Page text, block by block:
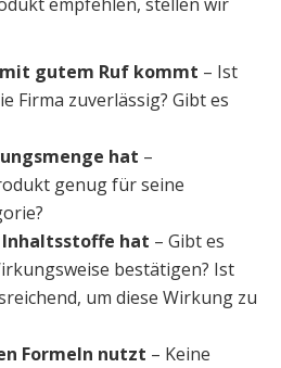
gutem Ruf kommt – Ist
Firma zuverlässig? Gibt es
hat –
genug für seine
hat – Gibt es
bestätigen? Ist
um diese Wirkung zu
Formeln nutzt – Keine